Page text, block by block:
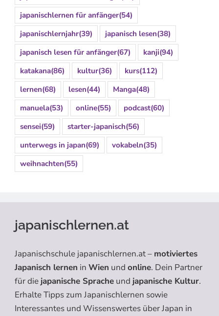
japanischlernen für anfänger(54)
japanischlernjahr(39) japanisch lesen(38)
japanisch lesen für anfänger(67) kanji(94)
katakana(86) kultur(36) kurs(112)
lernen(68) lesen(44) Manga(48)
manuela(53) online(55) podcast(60)
sensei(59) starter-japanisch(56)
unterwegs in japan(69) vokabeln(35)
weihnachten(55)
japanischlernen.at
Japanischschule japanischlernen.at – motiviertes
Japanisch lernen in Wien und online. Dein Partner
für die japanische Sprache und japanische Kultur.
Erhalte Tipps zum Japanischlernen sowie
Interessantes und Wissenswertes über Japan in